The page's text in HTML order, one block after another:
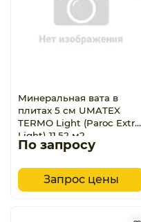
Минеральная вата в
плитах 5 см UMATEX
TERMO Light (Paroc Extra
Light) 11,52 м2
По запросу
Запрос цены